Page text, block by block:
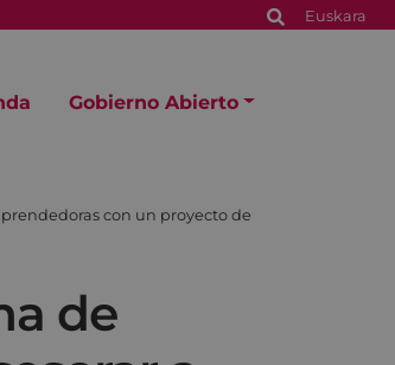
Euskara
Gobierno Abierto
con un proyecto de
de